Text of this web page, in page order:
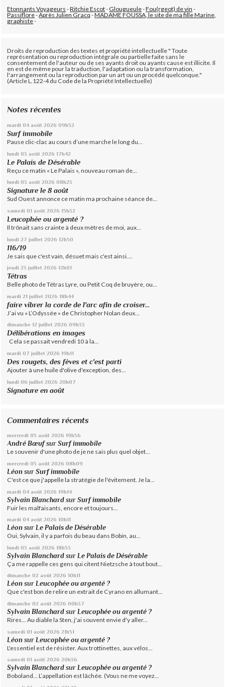
Etonnants Voyageurs -Ritchie Escot-Glougueule-Fou(rgeot) de vin -
Passiflore-Après Julien Gracq-MADAME FOUSSA, le site de ma fille Marine,
graphiste-
Droits de reproduction des textes et propriété intellectuelle " Toute
représentation ou reproduction intégrale ou partielle faite sans le
consentement de l'auteur ou de ses ayants droit ou ayants cause est illicite. Il
en est de même pour la traduction, l'adaptation ou la transformation,
l'arrangement ou la reproduction par un art ou un procédé quelconque."
(Article L.122-4 du Code de la Propriété Intellectuelle)
Notes récentes
mardi 04 août 2026 09h52
Surf immobile
Pause clic-clac au cours d’une marche le long du...
lundi 03 août 2026 17h42
Le Palais de Désérable
Reçu ce matin « Le Palais », nouveau roman de...
lundi 03 août 2026 08h23
Signature le 8 août
Sud Ouest annonce ce matin ma prochaine séance de...
samedi 01 août 2026 15h32
Leucophée ou argenté ?
Il trônait sans crainte à deux mètres de moi, aux...
lundi 27 juillet 2026 12h50
116/19
Je sais que c'est vain, désuet mais c'est ainsi....
jeudi 23 juillet 2026 12h01
Tétras
Belle photo de Tétras Lyre, ou Petit Coq de bruyère, ou...
mardi 21 juillet 2026 18h44
faire vibrer la corde de l'arc afin de croiser...
J’ai vu « L’Odyssée » de Christopher Nolan deux...
dimanche 12 juillet 2026 09h33
Délibérations en images
Cela se passait vendredi 10 à la...
mardi 07 juillet 2026 19h11
Des rougets, des fèves et c'est parti
Ajouter à une huile d'olive d'exception, des...
lundi 06 juillet 2026 20h07
Signature en août
Commentaires récents
mercredi 05 août 2026 19h56
André BœufsurSurf immobile
Le souvenir d'une photo de je ne sais plus quel objet...
mercredi 05 août 2026 08h09
Léon surSurf immobile
C'est ce que j'appelle la stratégie de l'évitement. Je la...
mardi 04 août 2026 19h14
Sylvain Blanchard surSurf immobile
Fuir les malfaisants, encore et toujours...
mardi 04 août 2026 10h11
Léon surLe Palais de Désérable
Oui, Sylvain, il y a parfois du beau dans Bobin, au...
lundi 03 août 2026 18h53
Sylvain Blanchard sur Le Palais de Désérable
Ça me rappelle ces gens qui citent Nietzsche à tout bout...
dimanche 02 août 2026 10h11
Léon surLeucophée ou argenté ?
Que c'est bon de relire un extrait de Cyrano en allumant...
dimanche 02 août 2026 00h37
Sylvain Blanchard sur Leucophée ou argenté ?
Rires... Au diable la Sten, j'ai souvent envie d'y aller...
samedi 01 août 2026 21h51
Léon sur Leucophée ou argenté ?
L'essentiel est de résister. Aux trottinettes, aux vélos...
samedi 01 août 2026 20h36
Sylvain Blanchard surLeucophée ou argenté ?
Boboland... L’appellation est lâchée. (Vous ne me voyez...